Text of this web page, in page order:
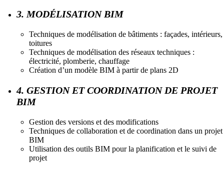
3. MODÉLISATION BIM
Techniques de modélisation de bâtiments : façades, intérieurs,
toitures
Techniques de modélisation des réseaux techniques :
électricité, plomberie, chauffage
Création d’un modèle BIM à partir de plans 2D
4. GESTION ET COORDINATION DE PROJET
BIM
Gestion des versions et des modifications
Techniques de collaboration et de coordination dans un projet
BIM
Utilisation des outils BIM pour la planification et le suivi de
projet